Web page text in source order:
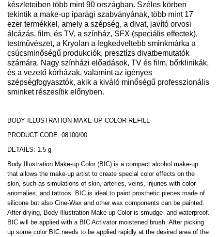
készleteiben több mint 90 országban. Széles körben
tekintik a make-up iparági szabványának, több mint 17
ezer termékkel, amely a szépség, a divat, javító orvosi
álcázás, film, és TV, a színház, SFX (speciális effectek),
testművészet, a Kryolan a legkedveltebb sminkmárka a
csúcsminőségű produkciók, presztízs divatbemutatók
számára. Nagy színházi előadások, TV és film, bőrklinikák,
és a vezető kórházak, valamint az igényes
szépségfogyasztók, akik a kiváló minőségű professzionális
sminket részesítik előnyben.
BODY ILLUSTRATION MAKE-UP COLOR REFILL
PRODUCT CODE: 08100/00
DETAILS: 1.5 g
Body Illustration Make-up Color (BIC) is a compact alcohol make-up
that allows the make-up artist to create special color effects on the
skin, such as simulations of skin, arteries, veins, injuries with color
anomalies, and tattoos. BIC is ideal to paint prosthetic pieces made of
silicone but also Cine-Wax and other wax components can be painted.
After drying, Body Illustration Make-up Color is smudge- and waterproof.
BIC will be applied with a BIC Activator moistened brush. After picking
up some color BIC needs to be applied rapidly at the desired area of the